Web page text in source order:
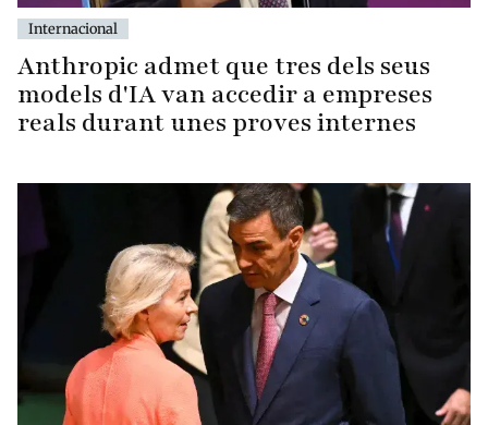
Internacional
Anthropic admet que tres dels seus
models d'IA van accedir a empreses
reals durant unes proves internes